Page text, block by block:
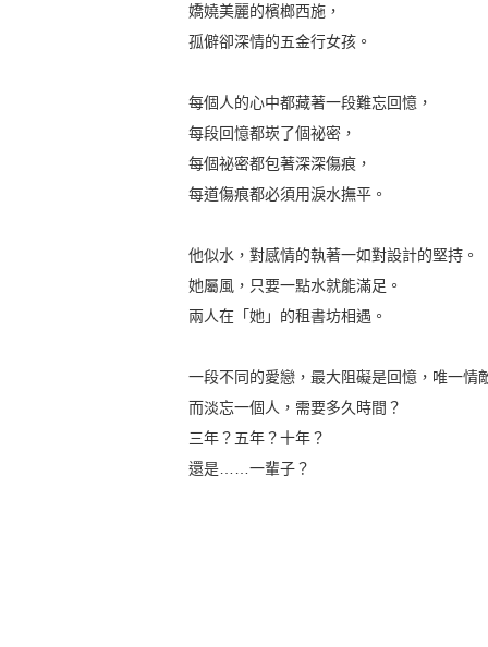
嬌嬈美麗的檳榔西施，
孤僻卻深情的五金行女孩。
每個人的心中都藏著一段難忘回憶，
每段回憶都崁了個祕密，
每個祕密都包著深深傷痕，
每道傷痕都必須用淚水撫平。
他似水，對感情的執著一如對設計的堅持。
她屬風，只要一點水就能滿足。
兩人在「她」的租書坊相遇。
一段不同的愛戀，最大阻礙是回憶，唯一情
而淡忘一個人，需要多久時間？
三年？五年？十年？
還是……一輩子？